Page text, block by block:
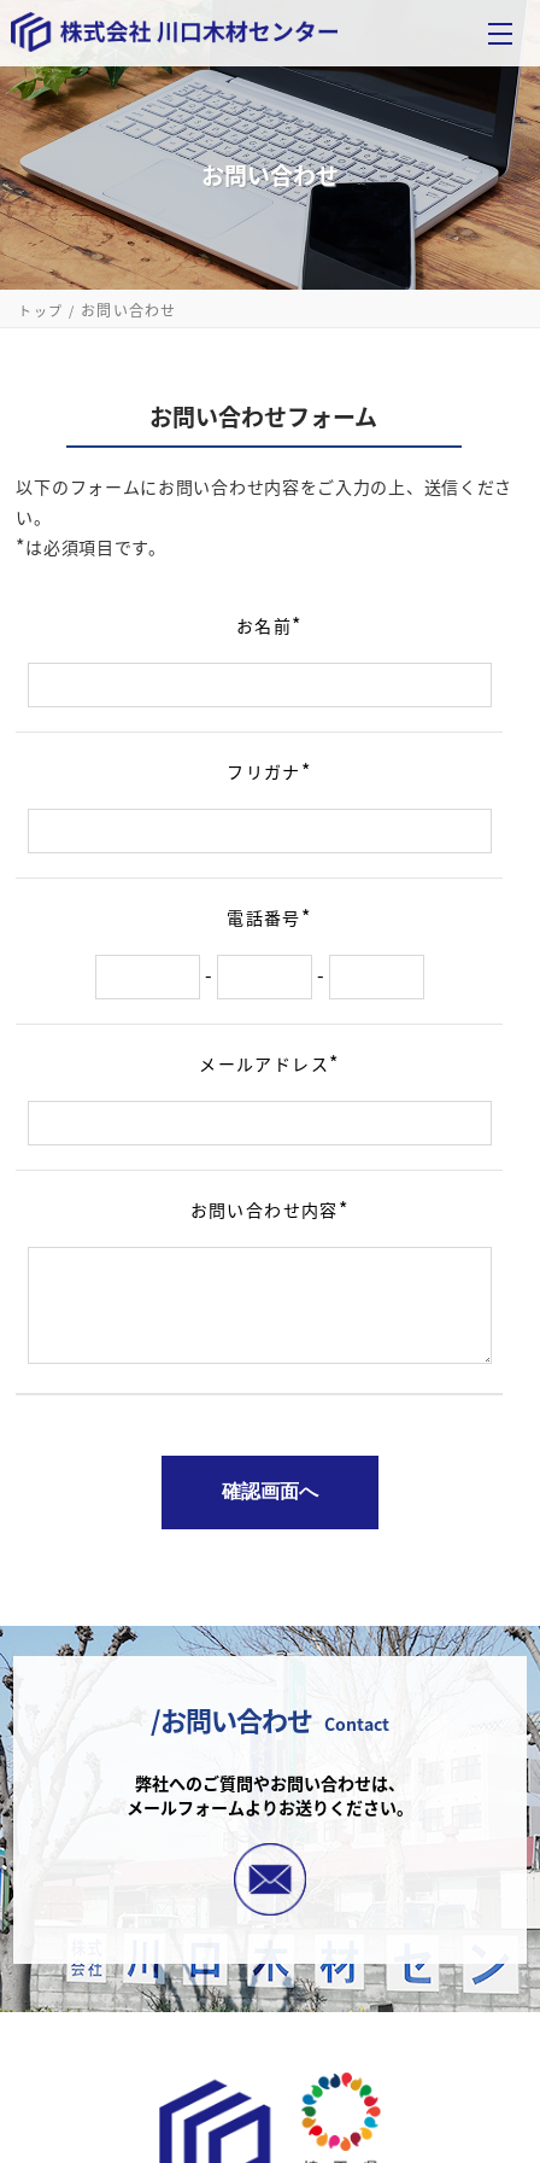
お問い合わせ
トップ お問い合わせ
お問い合わせフォーム
以下のフォームにお問い合わせ内容をご入力の上、送信くださ
い。
*は必須項目です。
お名前*
フリガナ *
電話番号*
-
-
メールアドレス*
お問い合わせ内容*
/お問い合わせ Contact
弊社へのご質問やお問い合わせは、
メールフォームよりお送りください。